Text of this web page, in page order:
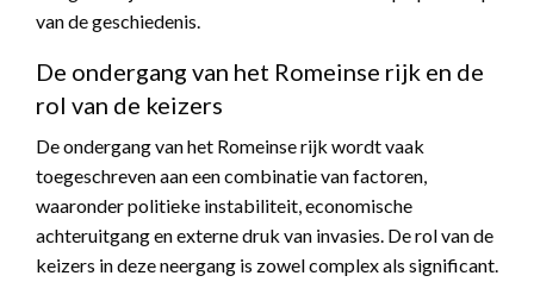
van de geschiedenis.
De ondergang van het Romeinse rijk en de
rol van de keizers
De ondergang van het Romeinse rijk wordt vaak
toegeschreven aan een combinatie van factoren,
waaronder politieke instabiliteit, economische
achteruitgang en externe druk van invasies. De rol van de
keizers in deze neergang is zowel complex als significant.